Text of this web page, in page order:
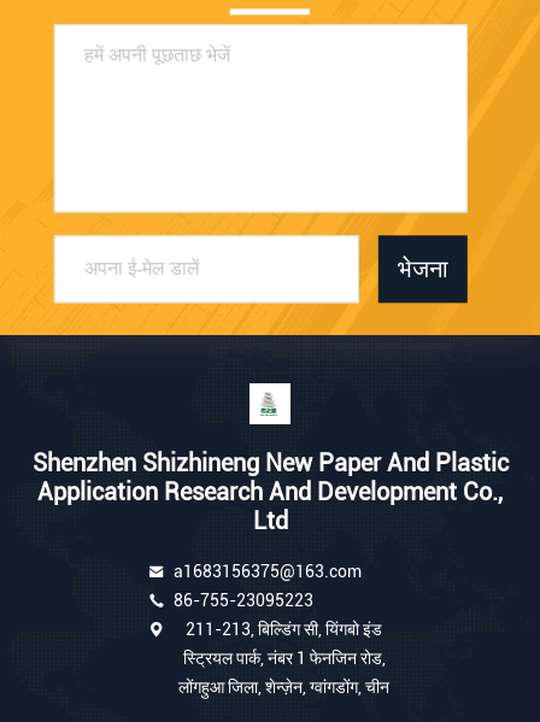
भेजना
Shenzhen Shizhineng New Paper And Plastic
Application Research And Development Co.,
Ltd
a1683156375@163.com
86-755-23095223
211-213, बिल्डिंग सी, यिंगबो इंड
स्ट्रियल पार्क, नंबर 1 फेनजिन रोड,
लोंगहुआ जिला, शेन्ज़ेन, ग्वांगडोंग, चीन